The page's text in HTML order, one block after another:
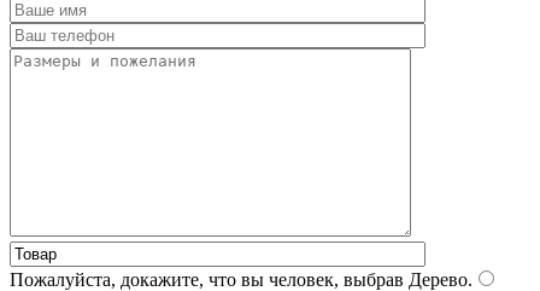
Пожалуйста, докажите, что вы человек, выбрав Дерево.